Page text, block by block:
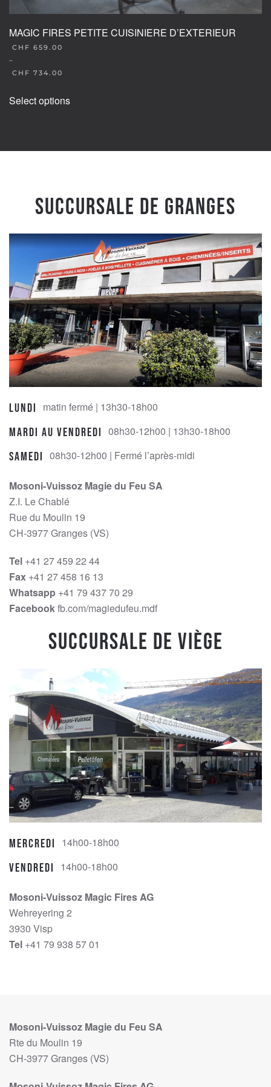
MAGIC FIRES PETITE CUISINIERE D’EXTERIEUR
CHF 659.00
–
CHF 734.00
Select optionsproduct
variants.
may
be
on
the
product
page
Succursale de Granges
Lundi matin fermé | 13h30-18h00
Mardi au Vendredi 08h30-12h00 | 13h30-18h00
Samedi 08h30-12h00 | Fermé l’après-midi
Mosoni-Vuissoz Magie du Feu SA
Z.I. Le Chablé
Rue du Moulin 19
CH-3977 Granges (VS)
Tel +41 27 459 22 44
Fax +41 27 458 16 13
Whatsapp +41 79 437 70 29
Facebookfb.com/magiedufeu.mdf
Succursale de Viège
Mercredi 14h00-18h00
Vendredi 14h00-18h00
Mosoni-Vuissoz Magic Fires AG
Wehreyering 2
3930 Visp
Tel +41 79 938 57 01
Mosoni-Vuissoz Magie du Feu SA
Rte du Moulin 19
CH-3977 Granges (VS)